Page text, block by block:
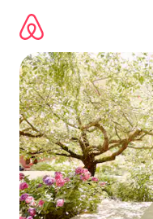
directement
contenu